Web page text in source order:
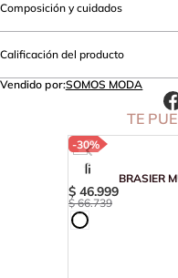
Composición y cuidados
Calificación del producto
Vendido por:SOMOS MODA
TE
-30%
BRASIER
$ 46.999
$ 66.739